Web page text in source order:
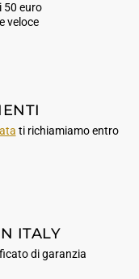
50 euro
veloce
ti richiamiamo entro
ITALY
di garanzia